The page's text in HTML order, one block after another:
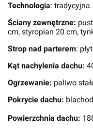
Technologia: tradycyjna.
Ściany zewnętrzne:
cm, styropian 20 cm,
Strop nad parterem:
Kąt nachylenia dachu:
Ogrzewanie: paliwo
Pokrycie dachu:
Powierzchnia dachu: